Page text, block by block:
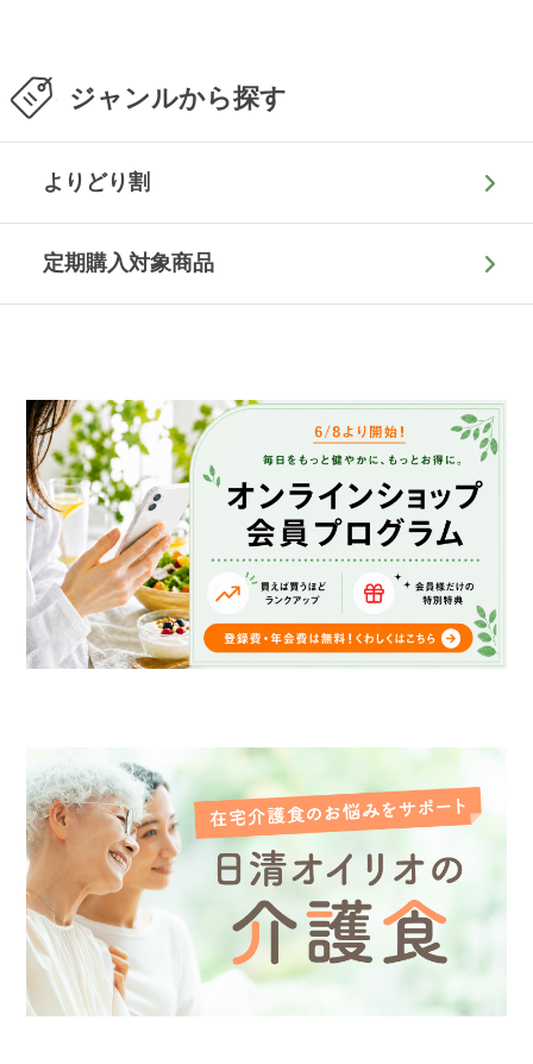
ジャンルから探す
よりどり割
定期購入対象商品